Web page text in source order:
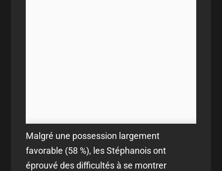
Malgré une possession largement
favorable (58 %), les Stéphanois ont
éprouvé des difficultés à se montrer